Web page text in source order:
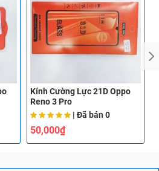
Kính Cường Lực 21D Oppo
Reno 3 Pro
| Đã bán 0
50,000₫